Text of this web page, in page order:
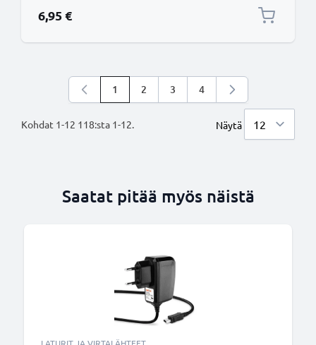
6,95 €
Kohdat 1-12 118:sta 1-12.
Luet parhaillaan sivua
1 Sivu
2 Sivu
3 Sivu
4
Näytä
Saatat pitää myös näistä